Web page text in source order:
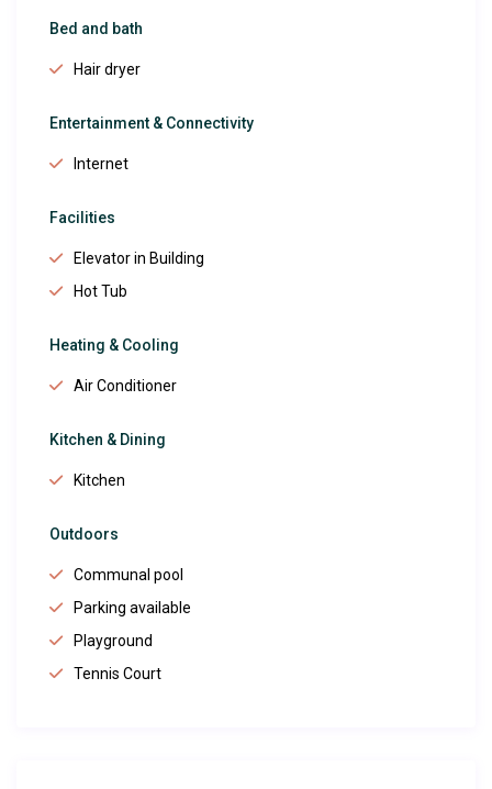
Bed and bath
Hair dryer
Entertainment & Connectivity
Internet
Facilities
Elevator in Building
Hot Tub
Heating & Cooling
Air Conditioner
Kitchen & Dining
Kitchen
Outdoors
Communal pool
Parking available
Playground
Tennis Court